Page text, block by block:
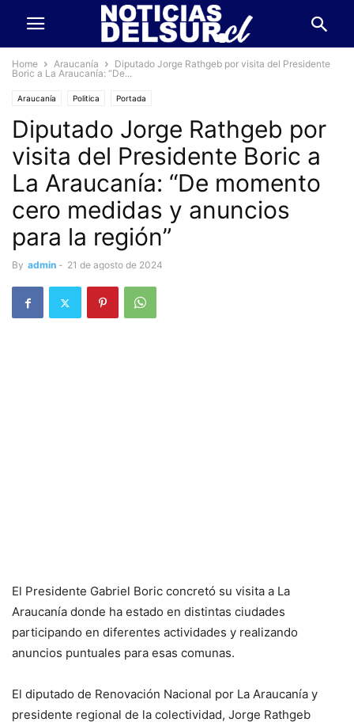
Home Araucanía
Diputado Jorge Rathgeb por visita del Presidente
Boric a La Araucanía: “De...
Araucanía Politica Portada
Diputado Jorge Rathgeb por
visita del Presidente Boric a
La Araucanía: “De momento
cero medidas y anuncios
para la región”
By admin - 21 de agosto de 2024
El Presidente Gabriel Boric concretó su visita a La
Araucanía donde ha estado en distintas ciudades
participando en diferentes actividades y realizando
anuncios puntuales para esas comunas.
El diputado de Renovación Nacional por La Araucanía y
presidente regional de la colectividad, Jorge Rathgeb